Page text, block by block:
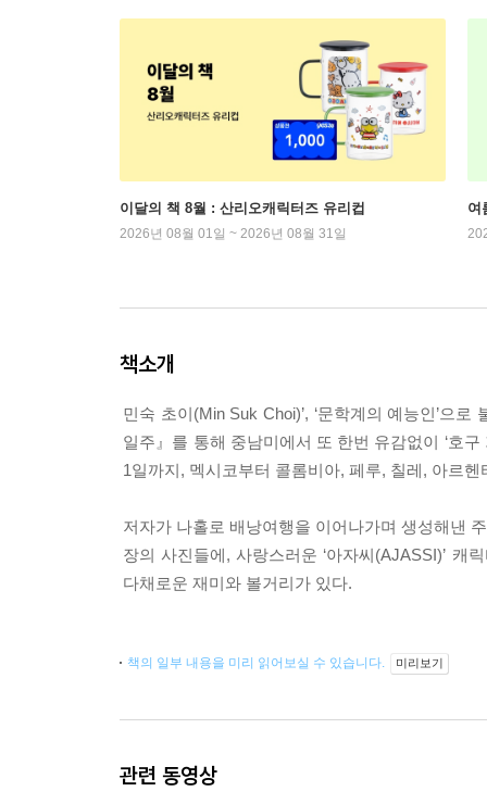
이달의 책 8월 : 산리오캐릭터즈 유리컵
2026년 08월 01일 ~ 2026년 08월 31일
여
책소개
민숙 초이(Min Suk Choi)’, ‘문학계의 예능인’으
일주』를 통해 중남미에서 또 한번 유감없이 ‘호
1일까지, 멕시코부터 콜롬비아, 페루, 칠레, 아르
저자가 나홀로 배낭여행을 이어나가며 생성해낸
장의 사진들에, 사랑스러운 ‘아자씨(AJASSI)’
다채로운 재미와 볼거리가 있다.
책의 일부 내용을 미리 읽어보실 수 있습니다. 미리보기
관련 동영상